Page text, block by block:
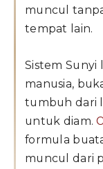
muncul
tempat lain.
Sistem Sunyi
manusia,
tumbuh dari
untuk diam.
formula
muncul dari